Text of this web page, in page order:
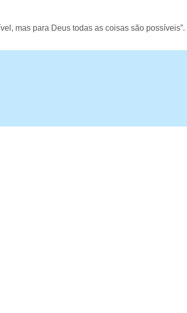
mas para Deus todas as coisas são possíveis”.